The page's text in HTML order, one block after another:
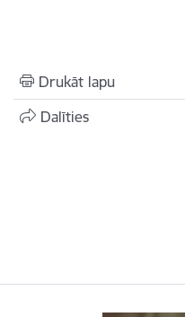
Drukāt lapu
Dalīties